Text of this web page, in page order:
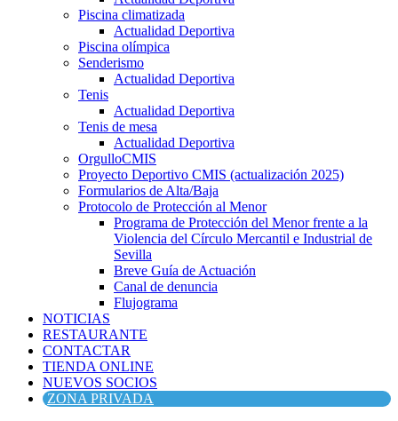
Piscina climatizada
Actualidad Deportiva
Piscina olímpica
Senderismo
Actualidad Deportiva
Tenis
Actualidad Deportiva
Tenis de mesa
Actualidad Deportiva
OrgulloCMIS
Proyecto Deportivo CMIS (actualización 2025)
Formularios de Alta/Baja
Protocolo de Protección al Menor
Programa de Protección del Menor frente a la
Violencia del Círculo Mercantil e Industrial de
Sevilla
Breve Guía de Actuación
Canal de denuncia
Flujograma
NOTICIAS
RESTAURANTE
CONTACTAR
TIENDA ONLINE
NUEVOS SOCIOS
ZONA PRIVADA